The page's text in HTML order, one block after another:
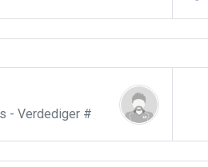
- Verdediger #